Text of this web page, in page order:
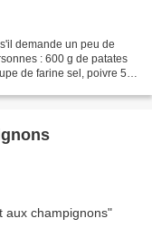
demande un peu de
: 600 g de patates
de farine sel, poivre 50